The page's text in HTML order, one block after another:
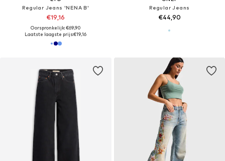
Regular Jeans 'NENA B'
€19,16
Oorspronkelijk: €69,90
Laatste laagste prijs:€19,16
Regular Jeans
€44,90